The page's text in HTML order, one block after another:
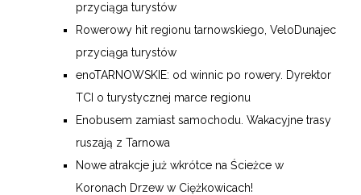
przyciąga turystów
Rowerowy hit regionu tarnowskiego, VeloDunajec
przyciąga turystów
enoTARNOWSKIE: od winnic po rowery. Dyrektor
TCI o turystycznej marce regionu
Enobusem zamiast samochodu. Wakacyjne trasy
ruszają z Tarnowa
Nowe atrakcje już wkrótce na Ścieżce w
Koronach Drzew w Ciężkowicach!